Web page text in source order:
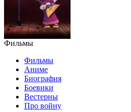
Фильмы
Фильмы
Аниме
Биография
Боевики
Вестерны
Про войну